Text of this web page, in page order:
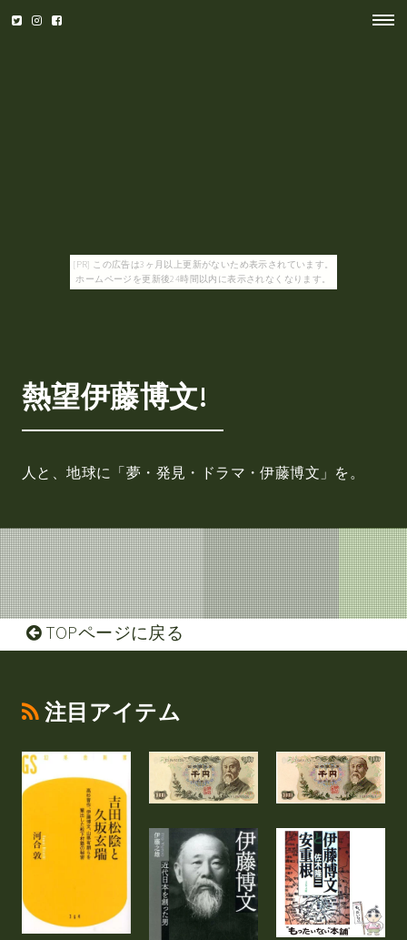
[PR] この広告は3ヶ月以上更新がないため表示されています。
ホームページを更新後24時間以内に表示されなくなります。
熱望伊藤博文!
人と、地球に「夢・発見・ドラマ・伊藤博文」を。
TOPページに戻る
注目アイテム